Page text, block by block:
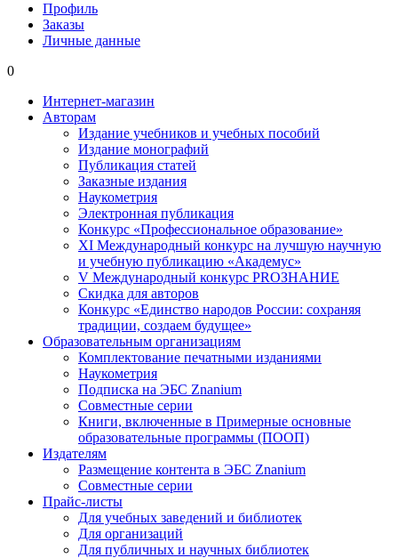
Профиль
Заказы
Личные данные
0
Интернет-магазин
Авторам
Издание учебников и учебных пособий
Издание монографий
Публикация статей
Заказные издания
Наукометрия
Электронная публикация
Конкурс «Профессиональное образование»
XI Международный конкурс на лучшую научную
и учебную публикацию «Академус»
V Международный конкурс PROЗНАНИЕ
Скидка для авторов
Конкурс «Единство народов России: сохраняя
традиции, создаем будущее»
Образовательным организациям
Комплектование печатными изданиями
Наукометрия
Подписка на ЭБС Znanium
Совместные серии
Книги, включенные в Примерные основные
образовательные программы (ПООП)
Издателям
Размещение контента в ЭБС Znanium
Совместные серии
Прайс-листы
Для учебных заведений и библиотек
Для организаций
Для публичных и научных библиотек